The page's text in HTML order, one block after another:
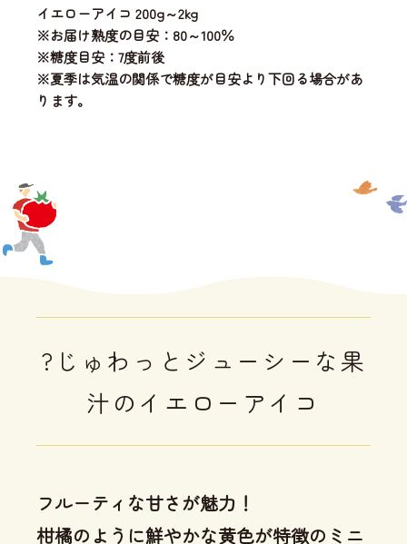
イエローアイコ 200g～2kg
※お届け熟度の目安：80～100％
※糖度目安：7度前後
※夏季は気温の関係で糖度が目安より下回る場合があ
ります。
?じゅわっとジューシーな果
汁のイエローアイコ
フルーティな甘さが魅力！
柑橘のように鮮やかな黄色が特徴のミニ